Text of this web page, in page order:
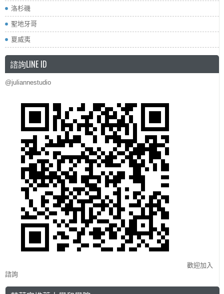
洛杉磯
聖地牙哥
夏威夷
諮詢LINE ID
@juliannestudio
歡迎加入
諮詢